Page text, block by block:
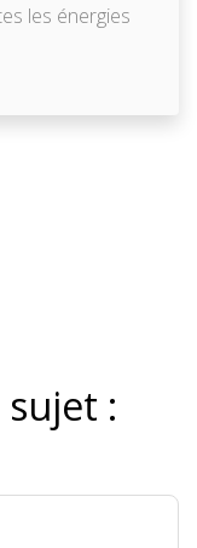
les énergies
sujet :